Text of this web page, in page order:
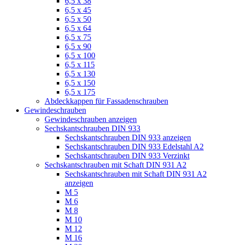
6,5 x 45
6,5 x 50
6,5 x 64
6,5 x 75
6,5 x 90
6,5 x 100
6,5 x 115
6,5 x 130
6,5 x 150
6,5 x 175
Abdeckkappen für Fassadenschrauben
Gewindeschrauben
Gewindeschrauben anzeigen
Sechskantschrauben DIN 933
Sechskantschrauben DIN 933 anzeigen
Sechskantschrauben DIN 933 Edelstahl A2
Sechskantschrauben DIN 933 Verzinkt
Sechskantschrauben mit Schaft DIN 931 A2
Sechskantschrauben mit Schaft DIN 931 A2
anzeigen
M 5
M 6
M 8
M 10
M 12
M 16